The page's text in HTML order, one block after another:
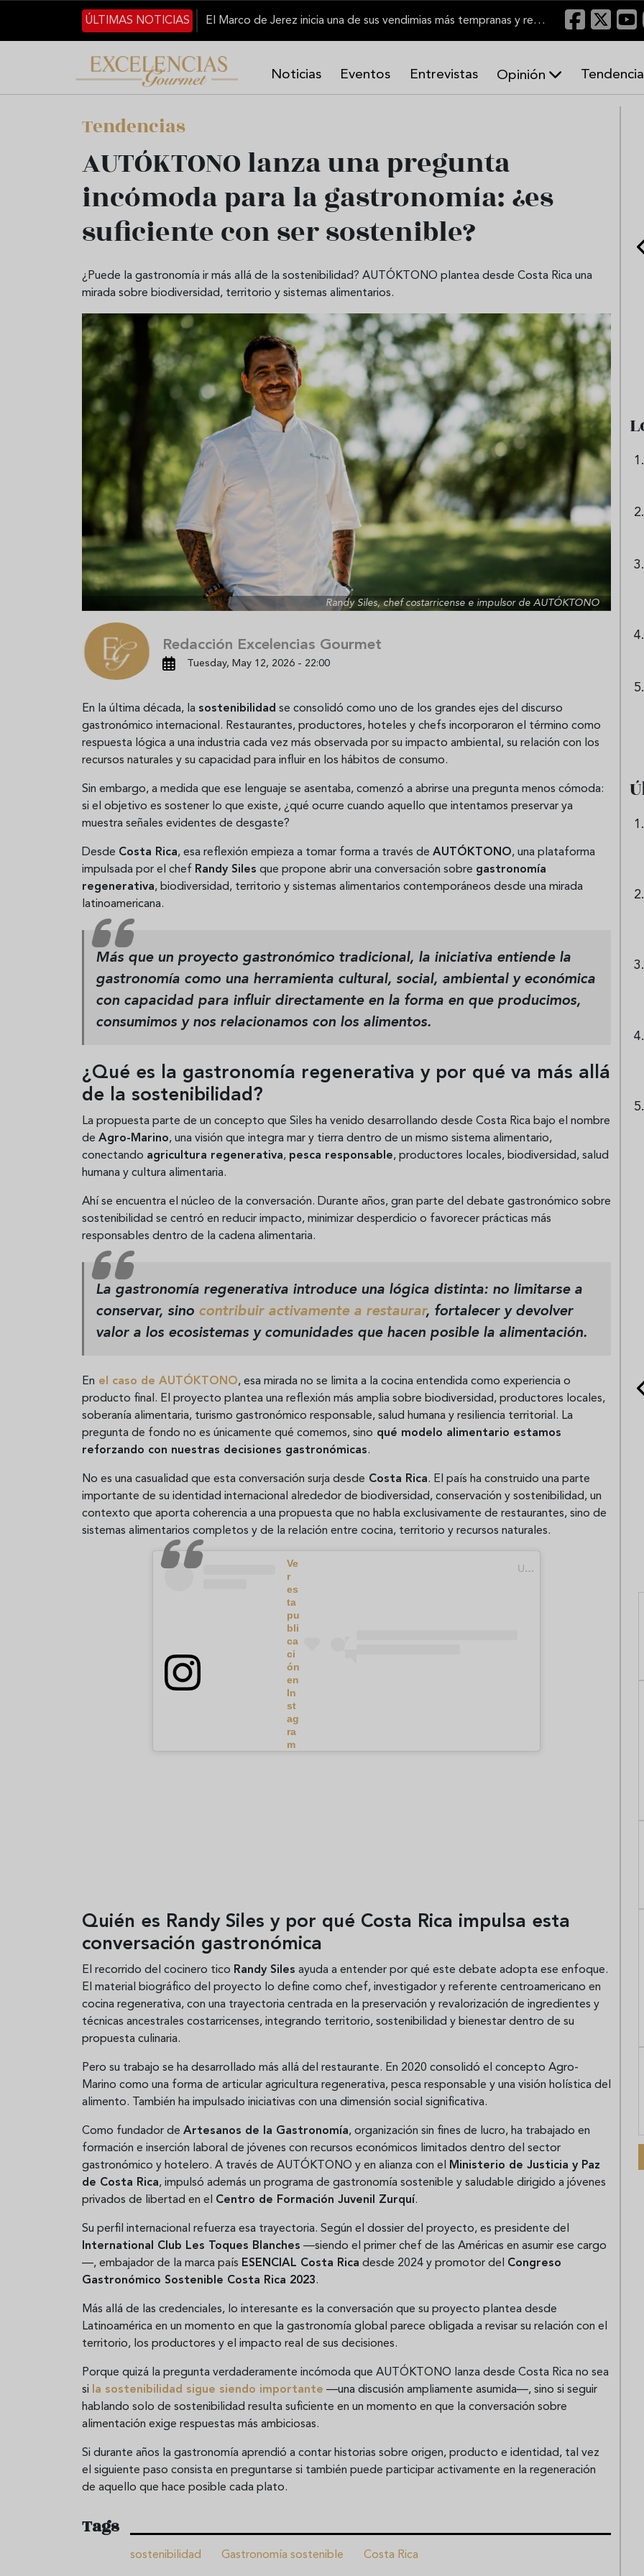
Skip to main content
ÚLTIMAS NOTICIAS
El Marco de Jerez inicia una de sus vendimias más tempranas y recupera producción
Noticias Eventos Entrevistas Opinión
a
s
Tendencias
AUTÓKTONO lanza una pregunta
incómoda para la gastronomía: ¿es
suficiente con ser sostenible?
¿Puede la gastronomía ir más allá de la sostenibilidad? AUTÓKTONO plantea desde Costa Rica una
mirada sobre biodiversidad, territorio y sistemas alimentarios.
Randy Siles, chef costarricense e impulsor de AUTÓKTONO
Redacción Excelencias Gourmet
Tuesday, May 12, 2026 - 22:00
En la última década, la sostenibilidad se consolidó como uno de los grandes ejes del discurso
gastronómico internacional. Restaurantes, productores, hoteles y chefs incorporaron el término como
respuesta lógica a una industria cada vez más observada por su impacto ambiental, su relación con los
recursos naturales y su capacidad para influir en los hábitos de consumo.
Sin embargo, a medida que ese lenguaje se asentaba, comenzó a abrirse una pregunta menos cómoda:
si el objetivo es sostener lo que existe, ¿qué ocurre cuando aquello que intentamos preservar ya
muestra señales evidentes de desgaste?
Desde Costa Rica, esa reflexión empieza a tomar forma a través de AUTÓKTONO, una plataforma
impulsada por el chef Randy Siles que propone abrir una conversación sobre gastronomía
regenerativa, biodiversidad, territorio y sistemas alimentarios contemporáneos desde una mirada
latinoamericana.
Más que un proyecto gastronómico tradicional, la iniciativa entiende la
gastronomía como una herramienta cultural, social, ambiental y económica
con capacidad para influir directamente en la forma en que producimos,
consumimos y nos relacionamos con los alimentos.
¿Qué es la gastronomía regenerativa y por qué va más allá
de la sostenibilidad?
La propuesta parte de un concepto que Siles ha venido desarrollando desde Costa Rica bajo el nombre
de Agro-Marino, una visión que integra mar y tierra dentro de un mismo sistema alimentario,
conectando agricultura regenerativa, pesca responsable, productores locales, biodiversidad, salud
humana y cultura alimentaria.
Ahí se encuentra el núcleo de la conversación. Durante años, gran parte del debate gastronómico sobre
sostenibilidad se centró en reducir impacto, minimizar desperdicio o favorecer prácticas más
responsables dentro de la cadena alimentaria.
La gastronomía regenerativa introduce una lógica distinta: no limitarse a
conservar, sino contribuir activamente a restaurar, fortalecer y devolver
valor a los ecosistemas y comunidades que hacen posible la alimentación.
En el caso de AUTÓKTONO, esa mirada no se limita a la cocina entendida como experiencia o
producto final. El proyecto plantea una reflexión más amplia sobre biodiversidad, productores locales,
soberanía alimentaria, turismo gastronómico responsable, salud humana y resiliencia territorial. La
pregunta de fondo no es únicamente qué comemos, sino qué modelo alimentario estamos
reforzando con nuestras decisiones gastronómicas.
No es una casualidad que esta conversación surja desde Costa Rica. El país ha construido una parte
importante de su identidad internacional alrededor de biodiversidad, conservación y sostenibilidad, un
contexto que aporta coherencia a una propuesta que no habla exclusivamente de restaurantes, sino de
sistemas alimentarios completos y de la relación entre cocina, territorio y recursos naturales.
Ve
r
es
ta
pu
bli
ca
ci
ón
en
In
st
ag
ra
m
Una publicación compartida de Autóktono (@autoktono.global)
Quién es Randy Siles y por qué Costa Rica impulsa esta
conversación gastronómica
El recorrido del cocinero tico Randy Siles ayuda a entender por qué este debate adopta ese enfoque.
El material biográfico del proyecto lo define como chef, investigador y referente centroamericano en
cocina regenerativa, con una trayectoria centrada en la preservación y revalorización de ingredientes y
técnicas ancestrales costarricenses, integrando territorio, sostenibilidad y bienestar dentro de su
propuesta culinaria.
Pero su trabajo se ha desarrollado más allá del restaurante. En 2020 consolidó el concepto Agro-
Marino como una forma de articular agricultura regenerativa, pesca responsable y una visión holística del
alimento. También ha impulsado iniciativas con una dimensión social significativa.
Como fundador de Artesanos de la Gastronomía, organización sin fines de lucro, ha trabajado en
formación e inserción laboral de jóvenes con recursos económicos limitados dentro del sector
gastronómico y hotelero. A través de AUTÓKTONO y en alianza con el
Ministerio de Justicia y Paz
de Costa Rica, impulsó además un programa de gastronomía sostenible y saludable dirigido a jóvenes
privados de libertad en el Centro de Formación Juvenil Zurquí.
Su perfil internacional refuerza esa trayectoria. Según el dossier del proyecto, es presidente del
International Club Les Toques Blanches —siendo el primer chef de las Américas en asumir ese cargo
—, embajador de la marca país ESENCIAL Costa Rica desde 2024 y promotor del Congreso
Gastronómico Sostenible Costa Rica 2023.
Más allá de las credenciales, lo interesante es la conversación que su proyecto plantea desde
Latinoamérica en un momento en que la gastronomía global parece obligada a revisar su relación con el
territorio, los productores y el impacto real de sus decisiones.
Porque quizá la pregunta verdaderamente incómoda que AUTÓKTONO lanza desde Costa Rica no sea
si
la sostenibilidad sigue siendo importante —una discusión ampliamente asumida—, sino si seguir
hablando solo de sostenibilidad resulta suficiente en un momento en que la conversación sobre
alimentación exige respuestas más ambiciosas.
Si durante años la gastronomía aprendió a contar historias sobre origen, producto e identidad, tal vez
el siguiente paso consista en preguntarse si también puede participar activamente en la regeneración
de aquello que hace posible cada plato.
Tags
sostenibilidad Gastronomía sostenible Costa Rica
Aceitunas: el aperitivo estrella
del verano
Sopa fría de sandía: el plato
que querrás repetir todo el
verano
Cinco cremas frías de verduras
que querrás repetir todo agosto